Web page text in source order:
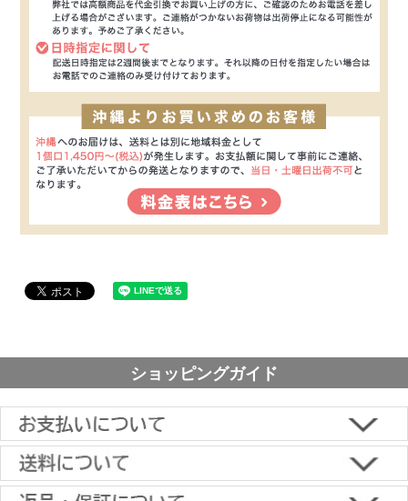
ショッピングガイド
■下記よりお選びいただけます。
クレジットカード決済、代金引換、楽天ペイ、郵便振替、銀行振